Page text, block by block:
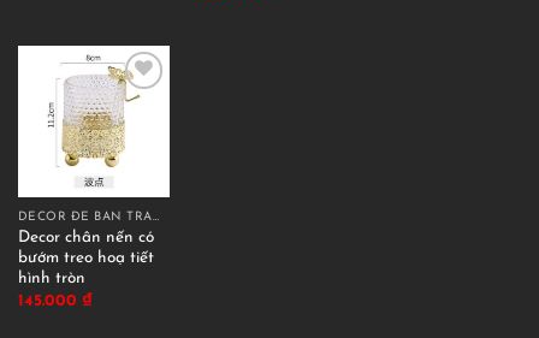
DECOR ĐỂ BÀN TRANG TRÍ
Decor chân nến có
bướm treo hoạ tiết
hình tròn
145.000 ₫